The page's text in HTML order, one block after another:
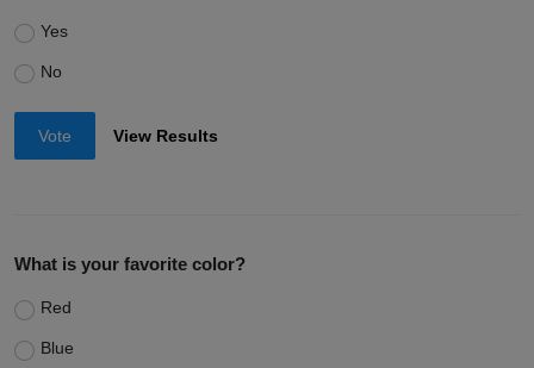
Yes
No
Vote View Results
What is your favorite color?
Red
Blue